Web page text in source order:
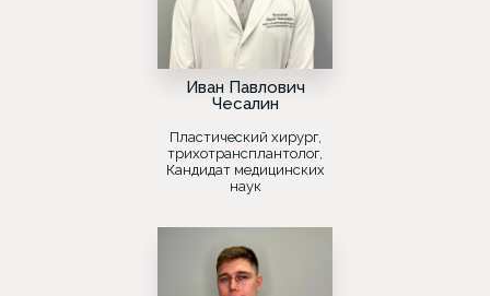
Иван Павлович
Чесалин
Пластический хирург,
трихотрансплантолог,
Кандидат медицинских
наук